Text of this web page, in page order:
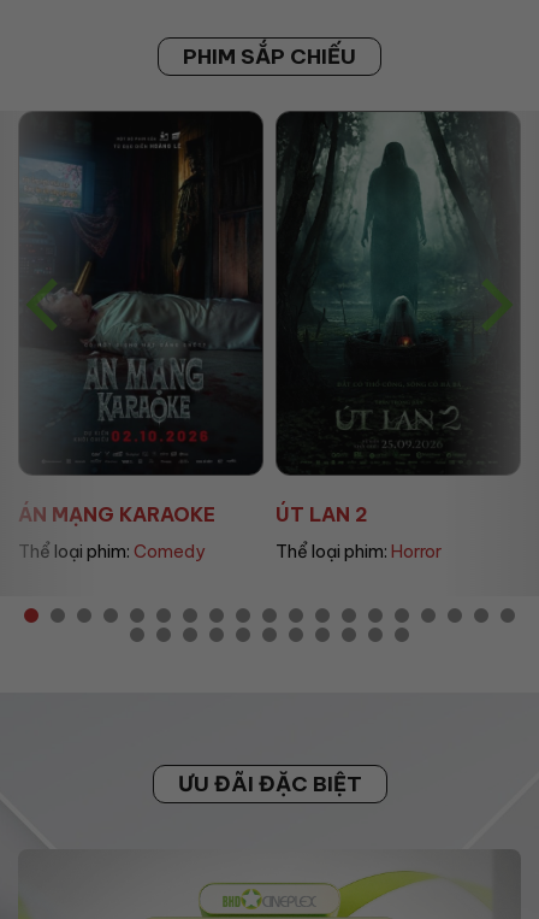
PHIM SẮP CHIẾU
ÚT LAN 2
Thể loại phim:Horror
MẸ MÌN
Thể loại phim:
ƯU ĐÃI ĐẶC BIỆT